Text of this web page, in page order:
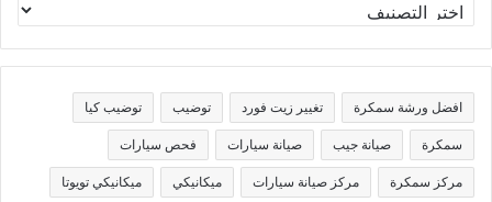
ص
ن
ف
ا
افضل ورشة سمكرة تغيير زيت فورد توضيب توضيب كيا
سمكرة صيانة جيب صيانة سيارات فحص سيارات
مركز سمكرة مركز صيانة سيارات ميكانيكي ميكانيكي تويوتا